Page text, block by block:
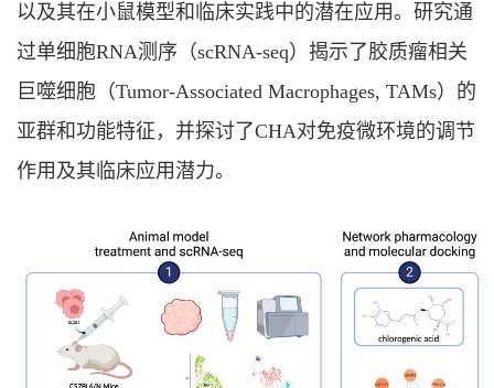
以及其在小鼠模型和临床实践中的潜在应用。研究通
过单细胞RNA测序（scRNA-seq）揭示了胶质瘤相关
巨噬细胞（Tumor-Associated Macrophages, TAMs）的
亚群和功能特征，并探讨了CHA对免疫微环境的调节
作用及其临床应用潜力。